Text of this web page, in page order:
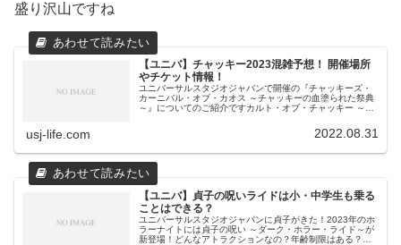
盛り沢山ですね
【ユニバ】チャッキー2023混雑予想！ 開催場所
やチケット情報！
ユニバーサルスタジオジャパンで開催の『チャッキーズ・
カーニバル・オブ・カオス ～チャッキーの血塗られた祭典
～』についてのご紹介ですカルト・オブ・チャッキー ～チ
usj-life.com 2022.08.31
【ユニバ】貞子の呪いライドは小・中学生も乗る
ことはできる？
ユニバーサルスタジオジャパンに貞子がきた！2023年のホ
ラーナイトには貞子の呪い ～ダーク・ホラー・ライド～が
新登場！どんなアトラクションなの？年齢制限はある？小